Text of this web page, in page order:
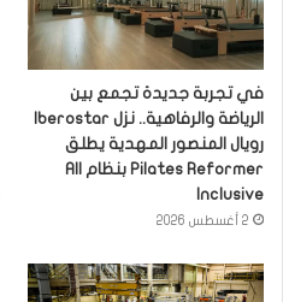
في تجربة جديدة تجمع بين
رويال المنصور المهدية يطلق
Pilates Reformer بنظام All
Inclusive
2 أغسطس 2026